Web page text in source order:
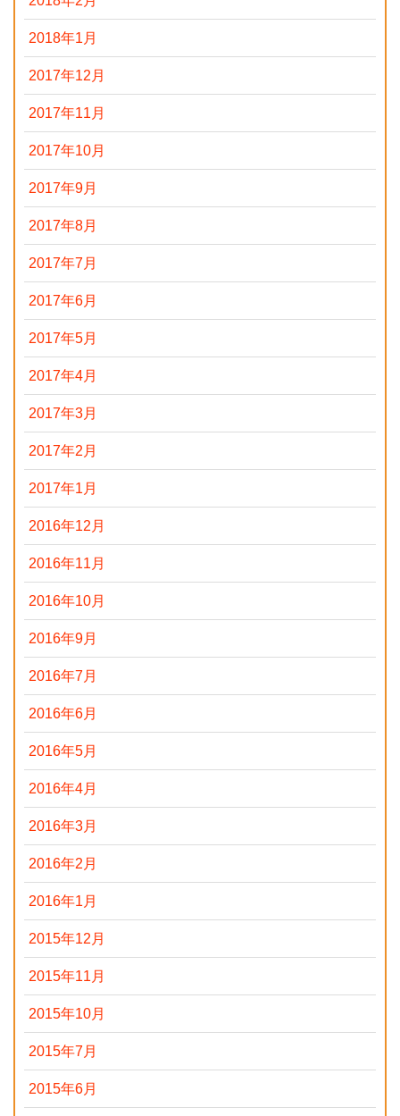
2018年1月
2017年12月
2017年11月
2017年10月
2017年9月
2017年8月
2017年7月
2017年6月
2017年5月
2017年4月
2017年3月
2017年2月
2017年1月
2016年12月
2016年11月
2016年10月
2016年9月
2016年7月
2016年6月
2016年5月
2016年4月
2016年3月
2016年2月
2016年1月
2015年12月
2015年11月
2015年10月
2015年7月
2015年6月